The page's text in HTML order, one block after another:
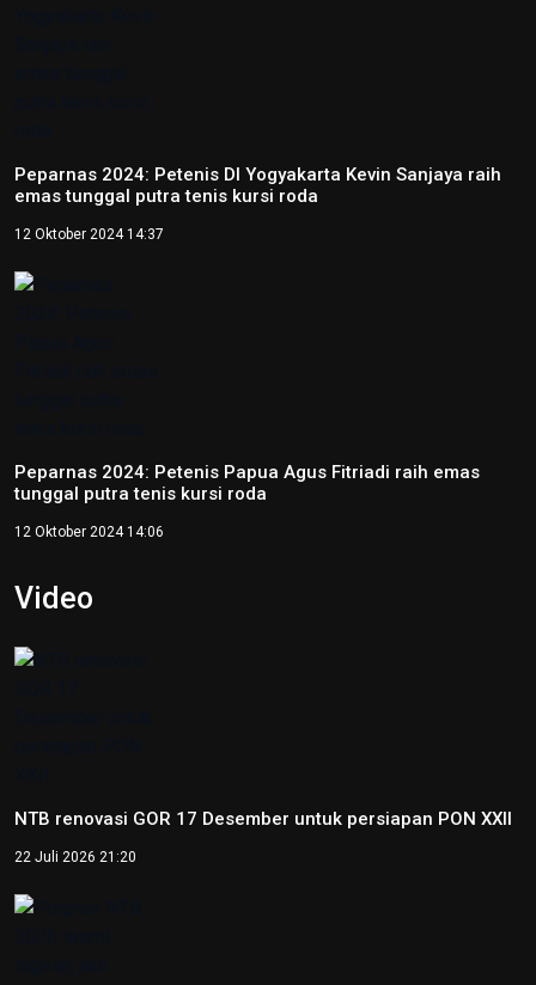
Peparnas 2024: Petenis DI Yogyakarta Kevin Sanjaya raih
emas tunggal putra tenis kursi roda
12 Oktober 2024 14:37
Peparnas 2024: Petenis Papua Agus Fitriadi raih emas
tunggal putra tenis kursi roda
12 Oktober 2024 14:06
Video
NTB renovasi GOR 17 Desember untuk persiapan PON XXII
22 Juli 2026 21:20